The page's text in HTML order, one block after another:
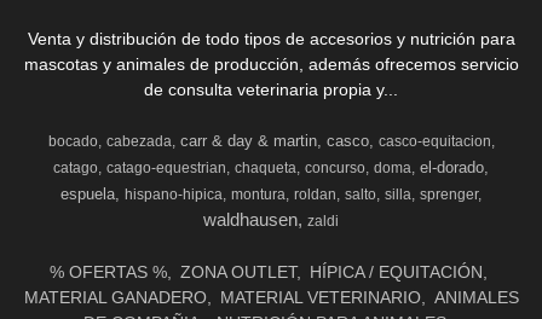
Venta y distribución de todo tipos de accesorios y nutrición para
mascotas y animales de producción, además ofrecemos servicio
de consulta veterinaria propia y...
bocado cabezada carr & day & martin casco
casco-equitacion
catago catago-equestrian chaqueta concurso doma el-dorado
espuela
hispano-hipica montura roldan salto silla sprenger
waldhausen zaldi
% OFERTAS % ZONA OUTLET
HÍPICA / EQUITACIÓN
MATERIAL GANADERO
MATERIAL VETERINARIO
ANIMALES